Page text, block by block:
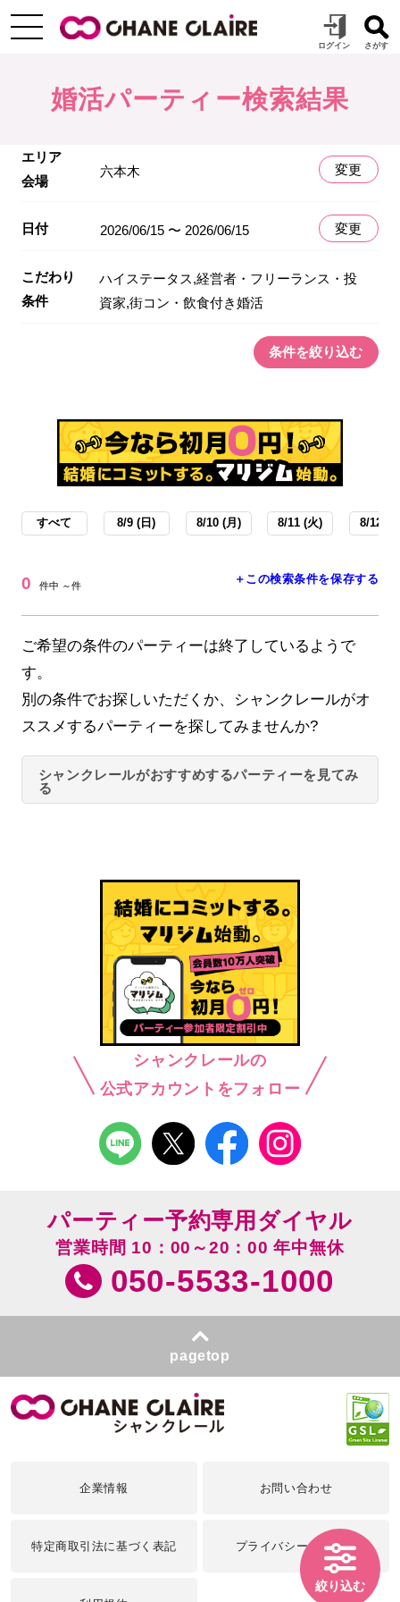
婚活パーティー検索結果
エリア
会場
六本木 変更
日付 2026/06/15 〜 2026/06/15 変更
こだわり
条件
ハイステータス,経営者・フリーランス・投
資家,街コン・飲食付き婚活
条件を絞り込む
すべて 8/9 (日) 8/10 (月) 8/11 (火) 8/12 (
0 件中 ～件 ＋この検索条件を保存する
ご希望の条件のパーティーは終了しているようで
す。
別の条件でお探しいただくか、シャンクレールがオ
ススメするパーティーを探してみませんか?
シャンクレールがおすすめするパーティーを見てみ
る
シャンクレールの
公式アカウントをフォロー
絞り込む
パーティー予約専用ダイヤル
営業時間 10：00～20：00 年中無休
050-5533-1000
pagetop
企業情報 お問い合わせ
特定商取引法に基づく表記 プライバシーポリシー